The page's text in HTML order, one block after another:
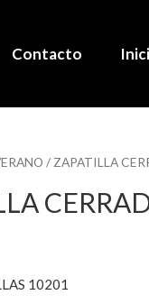
Contacto
/ ZAPATILLA
10201